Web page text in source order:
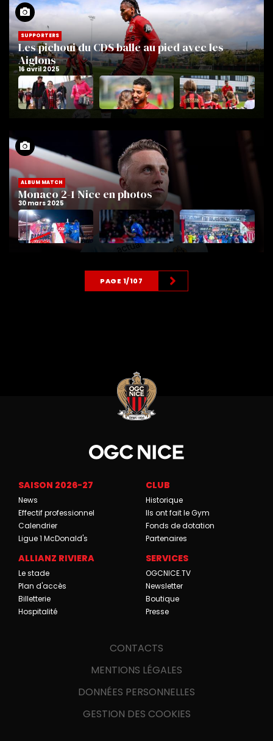
SUPPORTERS
Les pichoui du CDS balle au pied avec les
Aiglons
ALBUM MATCH
Monaco 2-1 Nice en photos
PAGE 1/107
SAISON 2026-27
News
Effectif professionnel
Calendrier
Ligue 1 McDonald's
CLUB
Historique
Ils ont fait le Gym
Fonds de dotation
Partenaires
ALLIANZ RIVIERA
Le stade
Plan d'accès
Billetterie
Hospitalité
SERVICES
OGCNICE.TV
Newsletter
Boutique
Presse
CONTACTS
MENTIONS LÉGALES
DONNÉES PERSONNELLES
GESTION DES COOKIES